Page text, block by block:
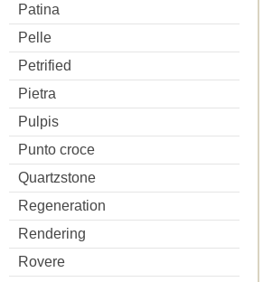
Patina
Pelle
Petrified
Pietra
Pulpis
Punto croce
Quartzstone
Regeneration
Rendering
Rovere